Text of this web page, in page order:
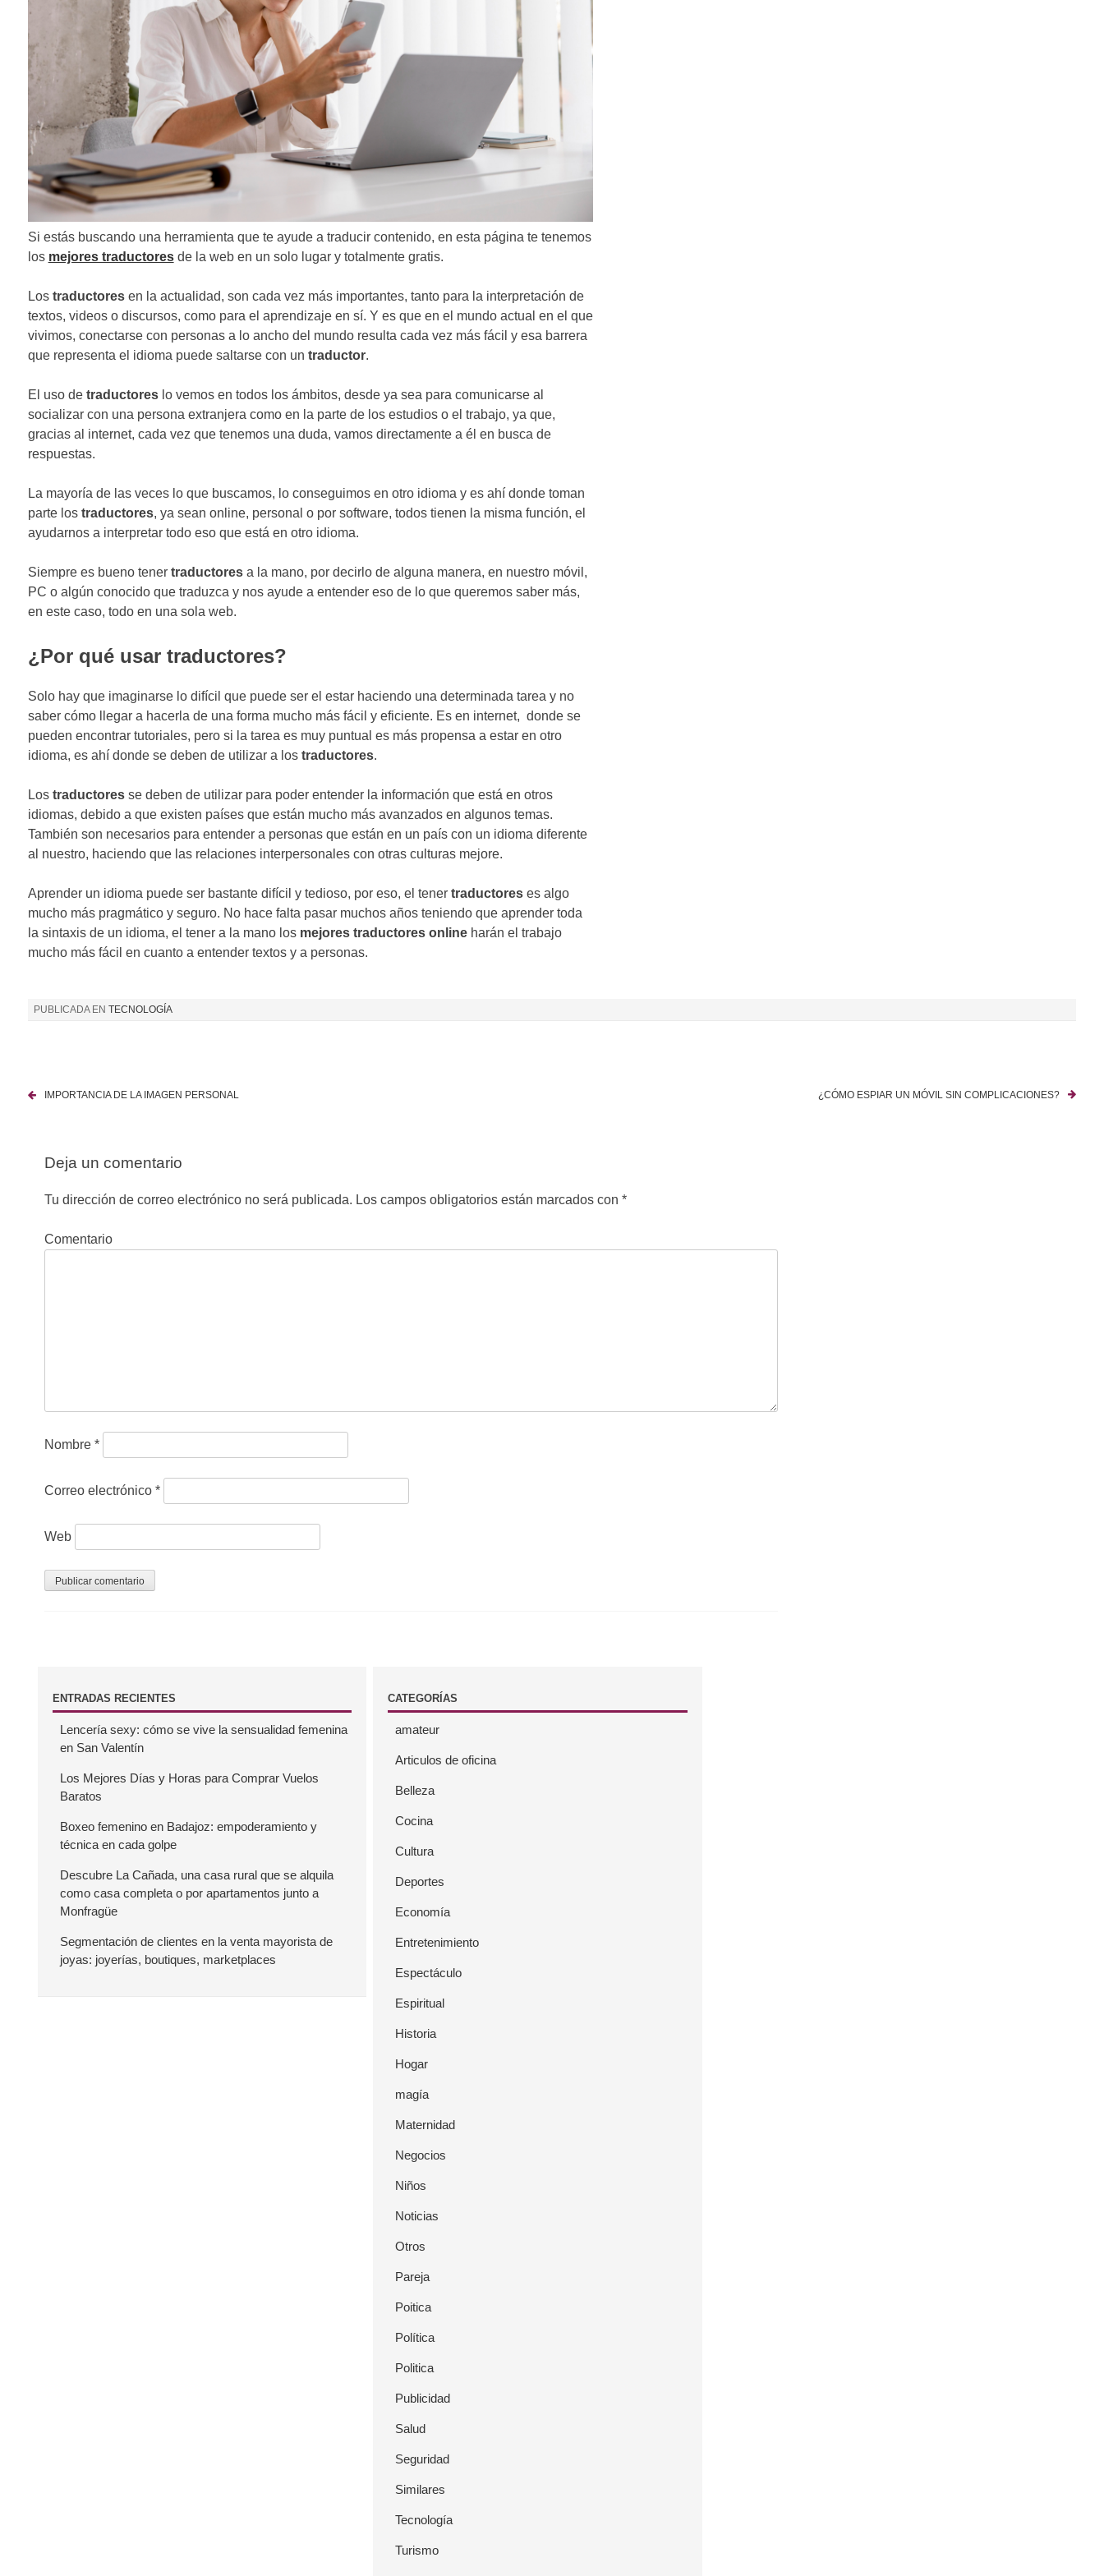
n
d
e
n
t
r
a
d
a
s
Si estás buscando una herramienta que te ayude a traducir contenido, en esta página te tenemos
los mejores traductoresde la web en un solo lugar y totalmente gratis.
Los traductoresen la actualidad, son cada vez más importantes, tanto para la interpretación de
textos, videos o discursos, como para el aprendizaje en sí. Y es que en el mundo actual en el que
vivimos, conectarse con personas a lo ancho del mundo resulta cada vez más fácil y esa barrera
que representa el idioma puede saltarse con un traductor.
El uso de traductoreslo vemos en todos los ámbitos, desde ya sea para comunicarse al
socializar con una persona extranjera como en la parte de los estudios o el trabajo, ya que,
gracias al internet, cada vez que tenemos una duda, vamos directamente a él en busca de
respuestas.
La mayoría de las veces lo que buscamos, lo conseguimos en otro idioma y es ahí donde toman
parte los traductores, ya sean online, personal o por software, todos tienen la misma función, el
ayudarnos a interpretar todo eso que está en otro idioma.
Siempre es bueno tener traductoresa la mano, por decirlo de alguna manera, en nuestro móvil,
PC o algún conocido que traduzca y nos ayude a entender eso de lo que queremos saber más,
en este caso, todo en una sola web.
¿Por qué usar traductores?
Solo hay que imaginarse lo difícil que puede ser el estar haciendo una determinada tarea y no
saber cómo llegar a hacerla de una forma mucho más fácil y eficiente. Es en internet, donde se
pueden encontrar tutoriales, pero si la tarea es muy puntual es más propensa a estar en otro
idioma, es ahí donde se deben de utilizar a los traductores.
Los traductores se deben de utilizar para poder entender la información que está en otros
idiomas, debido a que existen países que están mucho más avanzados en algunos temas.
También son necesarios para entender a personas que están en un país con un idioma diferente
al nuestro, haciendo que las relaciones interpersonales con otras culturas mejore.
Aprender un idioma puede ser bastante difícil y tedioso, por eso, el tener traductores es algo
mucho más pragmático y seguro. No hace falta pasar muchos años teniendo que aprender toda
la sintaxis de un idioma, el tener a la mano los mejores traductores online harán el trabajo
mucho más fácil en cuanto a entender textos y a personas.
PUBLICADA EN TECNOLOGÍA
IMPORTANCIA DE LA IMAGEN PERSONAL ¿CÓMO ESPIAR UN MÓVIL SIN COMPLICACIONES?
Deja un comentario
Tu dirección de correo electrónico no será publicada. Los campos obligatorios están marcados con *
Comentario
Nombre *
Correo electrónico *
Web
BENTRADAS RECIENTES
Lencería sexy: cómo se vive la sensualidad femenina
en San Valentín
Los Mejores Días y Horas para Comprar Vuelos
Baratos
Boxeo femenino en Badajoz: empoderamiento y
técnica en cada golpe
Descubre La Cañada, una casa rural que se alquila
como casa completa o por apartamentos junto a
Monfragüe
Segmentación de clientes en la venta mayorista de
joyas: joyerías, boutiques, marketplaces
CATEGORÍAS
amateur
Articulos de oficina
Belleza
Cocina
Cultura
Deportes
Economía
Entretenimiento
Espectáculo
Espiritual
Historia
Hogar
magía
Maternidad
Negocios
Niños
Noticias
Otros
Pareja
Poitica
Política
Politica
Publicidad
Salud
Seguridad
Similares
Tecnología
Turismo